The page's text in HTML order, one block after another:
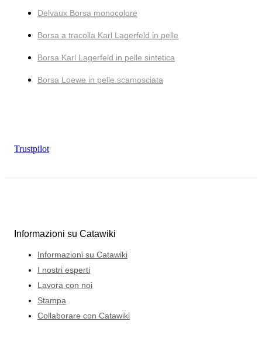
Delvaux Borsa monocolore
Borsa a tracolla Karl Lagerfeld in pelle
Borsa Karl Lagerfeld in pelle sintetica
Borsa Loewe in pelle scamosciata
Trustpilot
Informazioni su Catawiki
Informazioni su Catawiki
I nostri esperti
Lavora con noi
Stampa
Collaborare con Catawiki